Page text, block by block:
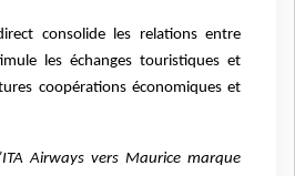
consolide les relations entre
les échanges touristiques et
coopérations économiques et
Airways vers Maurice marque